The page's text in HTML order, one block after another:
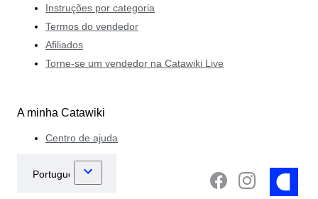
Instruções por categoria
Termos do vendedor
Afiliados
Torne-se um vendedor na Catawiki Live
A minha Catawiki
Centro de ajuda